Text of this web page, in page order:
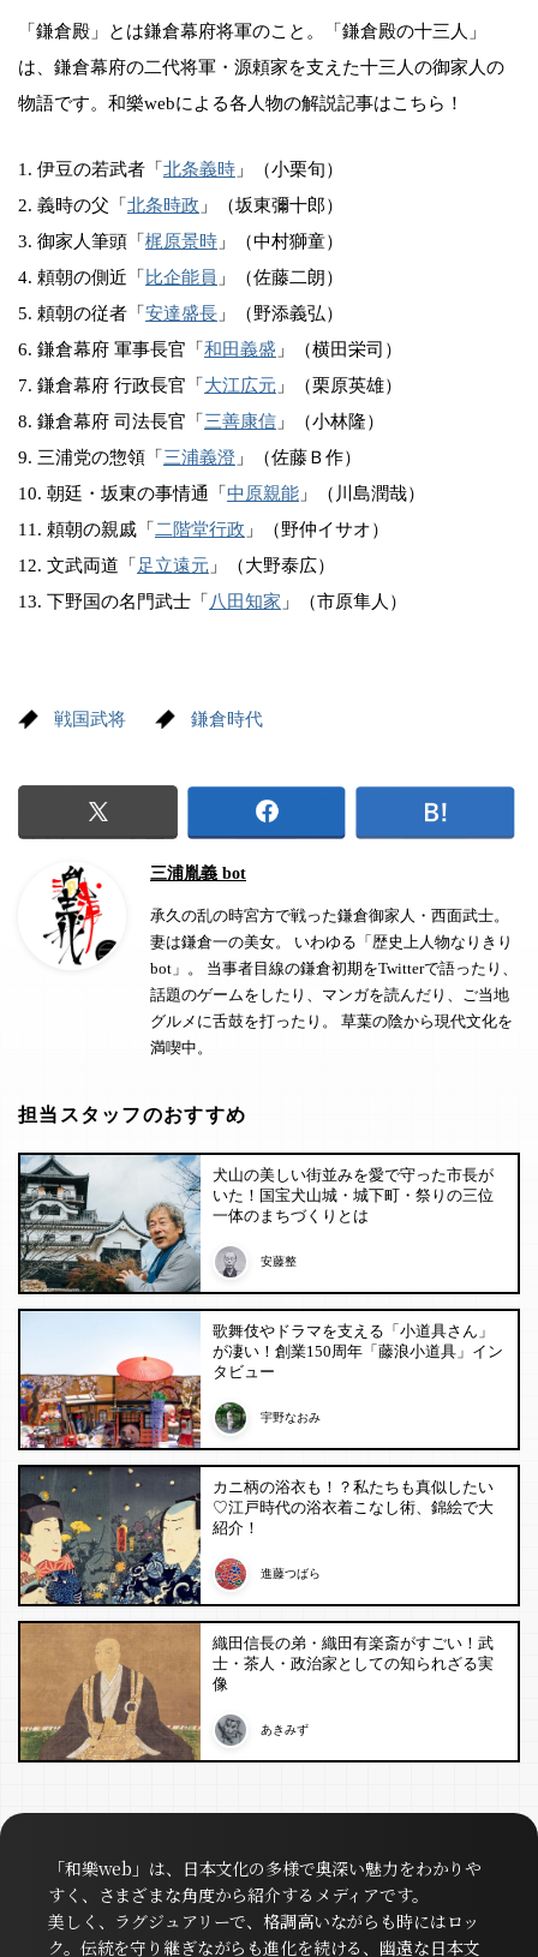
「鎌倉殿」とは鎌倉幕府将軍のこと。「鎌倉殿の十三人」
は、鎌倉幕府の二代将軍・源頼家を支えた十三人の御家人の
物語です。和樂webによる各人物の解説記事はこちら！
1. 伊豆の若武者「 北条義時 」（小栗旬）
2. 義時の父「 北条時政 」（坂東彌十郎）
3. 御家人筆頭「 梶原景時 」（中村獅童）
4. 頼朝の側近「 比企能員 」（佐藤二朗）
5. 頼朝の従者「 安達盛長 」（野添義弘）
6. 鎌倉幕府 軍事長官「 和田義盛 」（横田栄司）
7. 鎌倉幕府 行政長官「 大江広元 」（栗原英雄）
8. 鎌倉幕府 司法長官「 三善康信 」（小林隆）
9. 三浦党の惣領「 三浦義澄 」（佐藤Ｂ作）
10. 朝廷・坂東の事情通「 中原親能 」（川島潤哉）
11. 頼朝の親戚「 二階堂行政 」（野仲イサオ）
12. 文武両道「 足立遠元 」（大野泰広）
13. 下野国の名門武士「 八田知家 」（市原隼人）
戦国武将 鎌倉時代
三浦胤義 bot
承久の乱の時宮方で戦った鎌倉御家人・西面武士。
妻は鎌倉一の美女。 いわゆる「歴史上人物なりきり
bot」。 当事者目線の鎌倉初期をTwitterで語ったり、
話題のゲームをしたり、マンガを読んだり、ご当地
グルメに舌鼓を打ったり。 草葉の陰から現代文化を
満喫中。
担当スタッフのおすすめ
犬山の美しい街並みを愛で守った市長が
いた！国宝犬山城・城下町・祭りの三位
一体のまちづくりとは
安藤整
歌舞伎やドラマを支える「小道具さん」
が凄い！創業150周年「藤浪小道具」イン
タビュー
宇野なおみ
カニ柄の浴衣も！？私たちも真似したい
♡江戸時代の浴衣着こなし術、錦絵で大
紹介！
進藤つばら
織田信長の弟・織田有楽斎がすごい！武
士・茶人・政治家としての知られざる実
像
あきみず
「和樂web」は、日本文化の多様で奥深い魅力をわかりや
すく、さまざまな角度から紹介するメディアです。
美しく、ラグジュアリーで、格調高いながらも時にはロッ
ク。伝統を守り継ぎながらも進化を続ける、幽遠な日本文